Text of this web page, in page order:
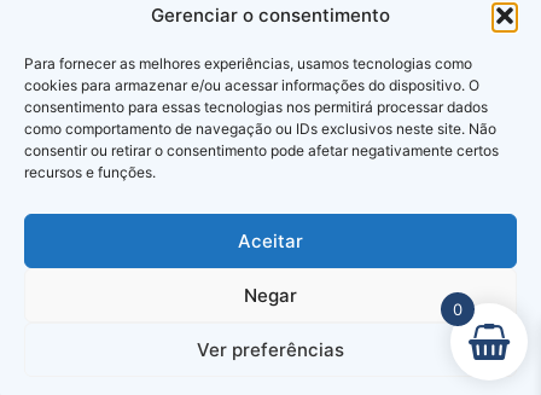
Gerenciar o consentimento
Para fornecer as melhores experiências, usamos tecnologias como
cookies para armazenar e/ou acessar informações do dispositivo. O
consentimento para essas tecnologias nos permitirá processar dados
como comportamento de navegação ou IDs exclusivos neste site. Não
consentir ou retirar o consentimento pode afetar negativamente certos
recursos e funções.
Aceitar
Negar
Ver preferências
Formas de Pagamento
0